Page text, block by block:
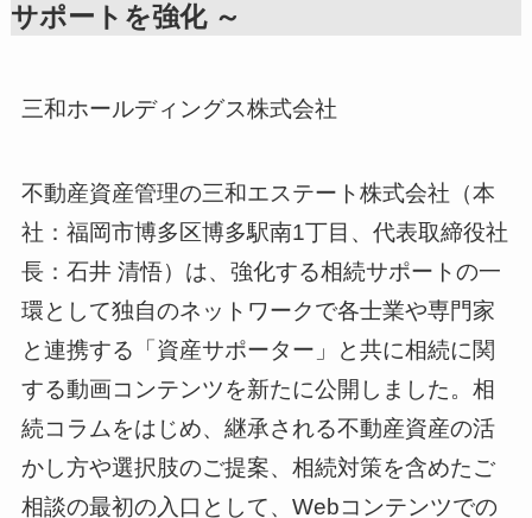
サポートを強化 ～
三和ホールディングス株式会社
不動産資産管理の三和エステート株式会社（本
社：福岡市博多区博多駅南1丁⽬、代表取締役社
⻑：⽯井 清悟）は、強化する相続サポートの一
環として独自のネットワークで各士業や専門家
と連携する「資産サポーター」と共に相続に関
する動画コンテンツを新たに公開しました。相
続コラムをはじめ、継承される不動産資産の活
かし方や選択肢のご提案、相続対策を含めたご
相談の最初の入口として、Webコンテンツでの